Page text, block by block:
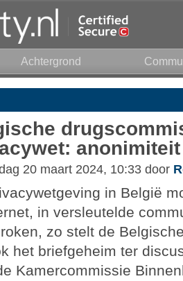
Achtergrond
20 maart 2024, 10:33 door
in België
in versleutelde
zo stelt de
het briefgeheim ter
Kamercommissie